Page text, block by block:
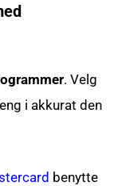
. Velg
i akkurat den
benytte